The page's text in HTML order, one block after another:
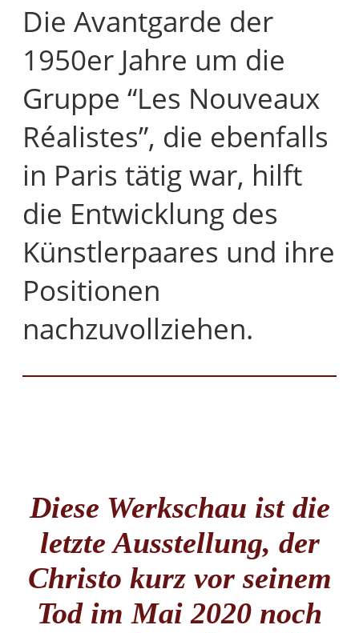
Die Avantgarde der
1950er Jahre um die
Gruppe “Les Nouveaux
Réalistes”, die ebenfalls
in Paris tätig war, hilft
die Entwicklung des
Künstlerpaares und ihre
Positionen
nachzuvollziehen.
Diese Werkschau ist die
letzte Ausstellung, der
Christo kurz vor seinem
Tod im Mai 2020 noch